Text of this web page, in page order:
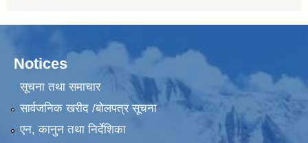
Notices
सूचना तथा समाचार
सार्वजनिक खरीद /बोलपत्र सूचना
एन, कानुन तथा निर्देशिका